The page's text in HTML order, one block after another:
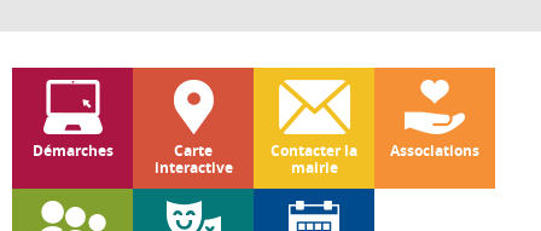
Démarches
Carte
interactive
Contacter la
mairie
Associations